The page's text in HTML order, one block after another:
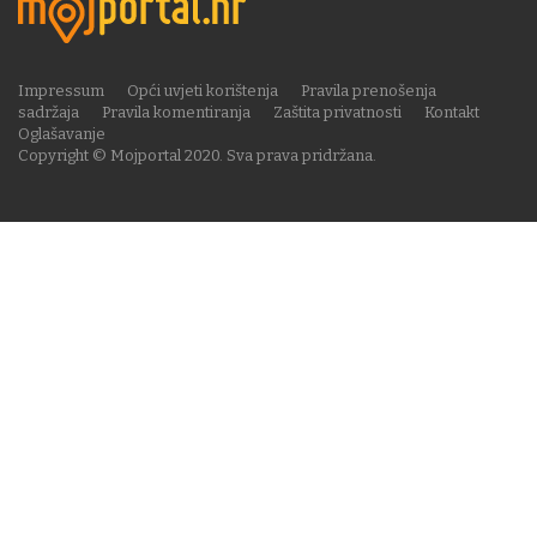
Copyright © Mojportal 2020. Sva prava pridržana.
Impressum Opći uvjeti korištenja
Pravila prenošenja
sadržaja
Pravila komentiranja Zaštita privatnosti
Kontakt
Oglašavanje